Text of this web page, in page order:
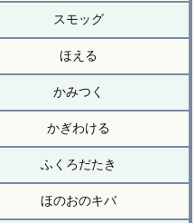
スモッグ
ほえる
かみつく
かぎわける
ふくろだたき
ほのおのキバ